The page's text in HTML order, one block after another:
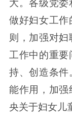
大。各级党委
做好妇女工作
则，加强对
工作中的重
持、创造条件
能作用，加强
央关于妇女儿